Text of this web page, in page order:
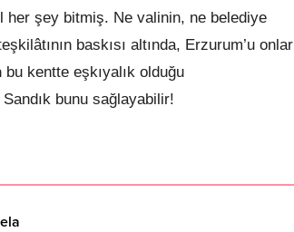
her şey bitmiş. Ne valinin, ne belediye
baskısı altında, Erzurum’u onlar
bu kentte eşkıyalık olduğu
bunu sağlayabilir!